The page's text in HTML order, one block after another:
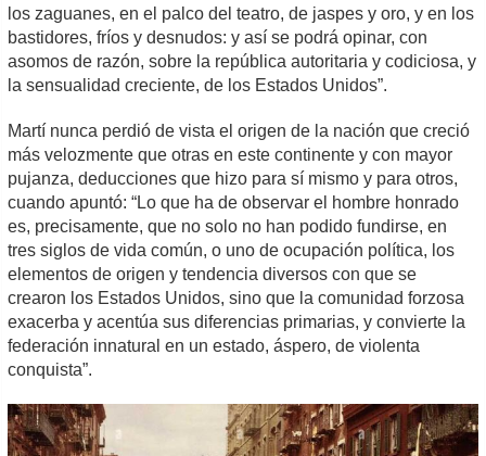
los zaguanes, en el palco del teatro, de jaspes y oro, y en los
bastidores, fríos y desnudos: y así se podrá opinar, con
asomos de razón, sobre la república autoritaria y codiciosa, y
la sensualidad creciente, de los Estados Unidos”.
Martí nunca perdió de vista el origen de la nación que creció
más velozmente que otras en este continente y con mayor
pujanza, deducciones que hizo para sí mismo y para otros,
cuando apuntó: “Lo que ha de observar el hombre honrado
es, precisamente, que no solo no han podido fundirse, en
tres siglos de vida común, o uno de ocupación política, los
elementos de origen y tendencia diversos con que se
crearon los Estados Unidos, sino que la comunidad forzosa
exacerba y acentúa sus diferencias primarias, y convierte la
federación innatural en un estado, áspero, de violenta
conquista”.